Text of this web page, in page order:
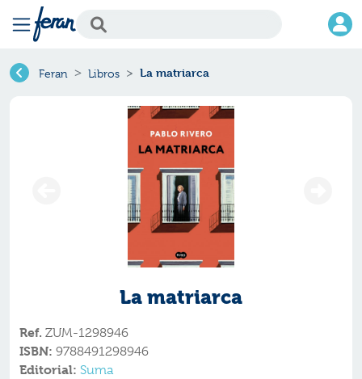
Feran Libros La matriarca
La matriarca
Ref. ZUM-1298946
ISBN: 9788491298946
Editorial: Suma